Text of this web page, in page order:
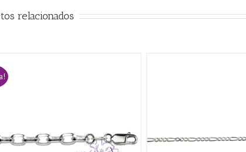
relacionados
AL CARRITO / QUICK VIEW AÑADIR AL CARRITO